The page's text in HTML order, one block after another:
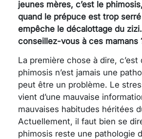
jeunes mères, c’est le
quand le prépuce est trop serré
empêche le décalottage du
conseillez-vous à ces mamans
La première chose à dire, c’est
phimosis n’est jamais une
peut être un problème. Le
vient d’une mauvaise
mauvaises habitudes héritées
Actuellement, il faut bien se
phimosis reste une pathologie